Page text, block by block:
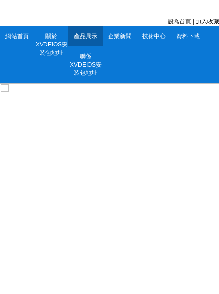
設為首頁 加入收藏
網站首頁
關於
XVDEIOS安
装包地址
產品展示 企業新聞 技術中心 資料下載
聯係
XVDEIOS安
装包地址